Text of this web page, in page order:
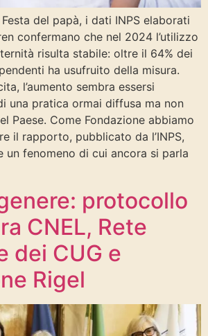
del papà, i dati INPS elaborati
confermano che nel 2024 l’utilizzo
risulta stabile: oltre il 64% dei
ha usufruito della misura.
l’aumento sembra essersi
una pratica ormai diffusa ma non
Paese. Come Fondazione abbiamo
il rapporto, pubblicato da l’INPS,
un fenomeno di cui ancora si parla
protocollo
CNEL, Rete
dei CUG e
Rigel